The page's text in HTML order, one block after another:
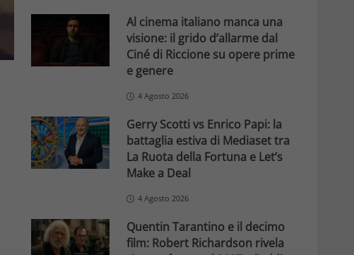
Al cinema italiano manca una
visione: il grido d’allarme dal
Ciné di Riccione su opere prime
e genere
4 Agosto 2026
Gerry Scotti vs Enrico Papi: la
battaglia estiva di Mediaset tra
La Ruota della Fortuna e Let’s
Make a Deal
4 Agosto 2026
Quentin Tarantino e il decimo
film: Robert Richardson rivela